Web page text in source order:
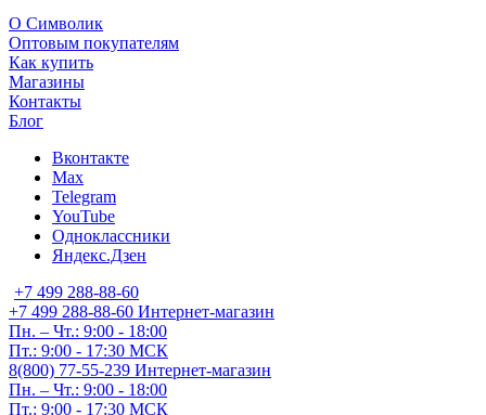
О Символик
Оптовым покупателям
Как купить
Магазины
Контакты
Блог
Вконтакте
Max
Telegram
YouTube
Одноклассники
Яндекс.Дзен
+7 499 288-88-60
+7 499 288-88-60 Интернет-магазин
Пн. – Чт.: 9:00 - 18:00
Пт.: 9:00 - 17:30 МСК
8(800) 77-55-239 Интернет-магазин
Пн. – Чт.: 9:00 - 18:00
Пт.: 9:00 - 17:30 МСК